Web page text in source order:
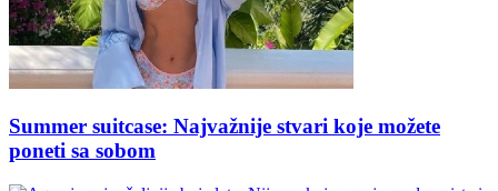
Summer suitcase: Najvažnije stvari koje možete
poneti sa sobom